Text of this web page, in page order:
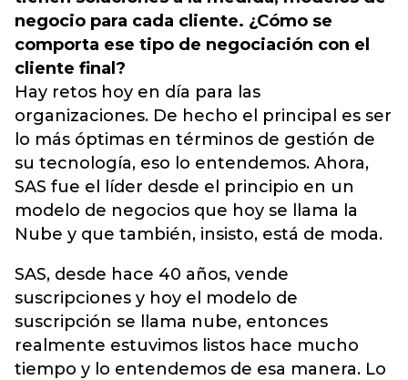
negocio para cada cliente. ¿Cómo se
comporta ese tipo de negociación con el
cliente final?
Hay retos hoy en día para las
organizaciones. De hecho el principal es ser
lo más óptimas en términos de gestión de
su tecnología, eso lo entendemos. Ahora,
SAS fue el líder desde el principio en un
modelo de negocios que hoy se llama la
Nube y que también, insisto, está de moda.
SAS, desde hace 40 años, vende
suscripciones y hoy el modelo de
suscripción se llama nube, entonces
realmente estuvimos listos hace mucho
tiempo y lo entendemos de esa manera. Lo